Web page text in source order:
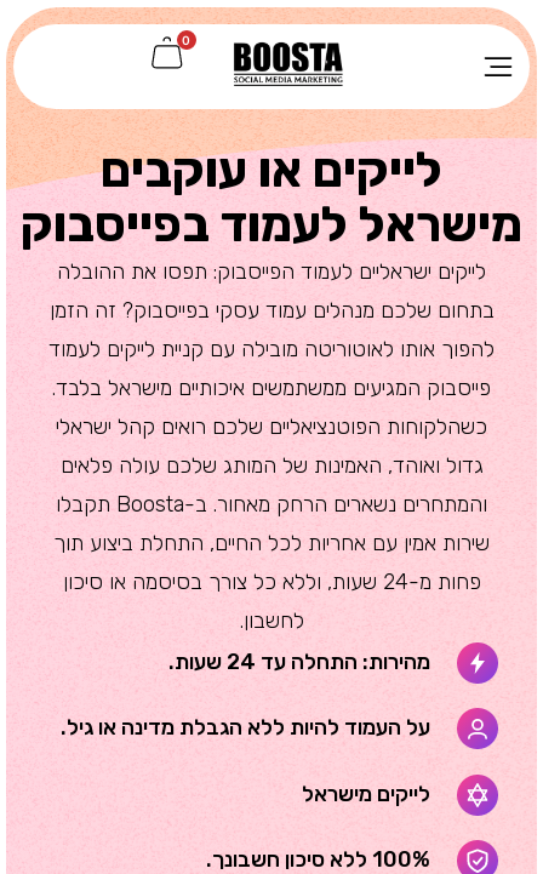
0
לייקים או עוקבים
מישראל לעמוד בפייסבוק
לייקים ישראליים לעמוד הפייסבוק: תפסו את ההובלה
בתחום שלכם מנהלים עמוד עסקי בפייסבוק? זה הזמן
להפוך אותו לאוטוריטה מובילה עם קניית לייקים לעמוד
פייסבוק המגיעים ממשתמשים איכותיים מישראל בלבד.
כשהלקוחות הפוטנציאליים שלכם רואים קהל ישראלי
גדול ואוהד, האמינות של המותג שלכם עולה פלאים
והמתחרים נשארים הרחק מאחור. ב-Boosta תקבלו
שירות אמין עם אחריות לכל החיים, התחלת ביצוע תוך
פחות מ-24 שעות, וללא כל צורך בסיסמה או סיכון
לחשבון.
מהירות: התחלה עד 24 שעות.
על העמוד להיות ללא הגבלת מדינה או גיל.
לייקים מישראל
100% ללא סיכון חשבונך.